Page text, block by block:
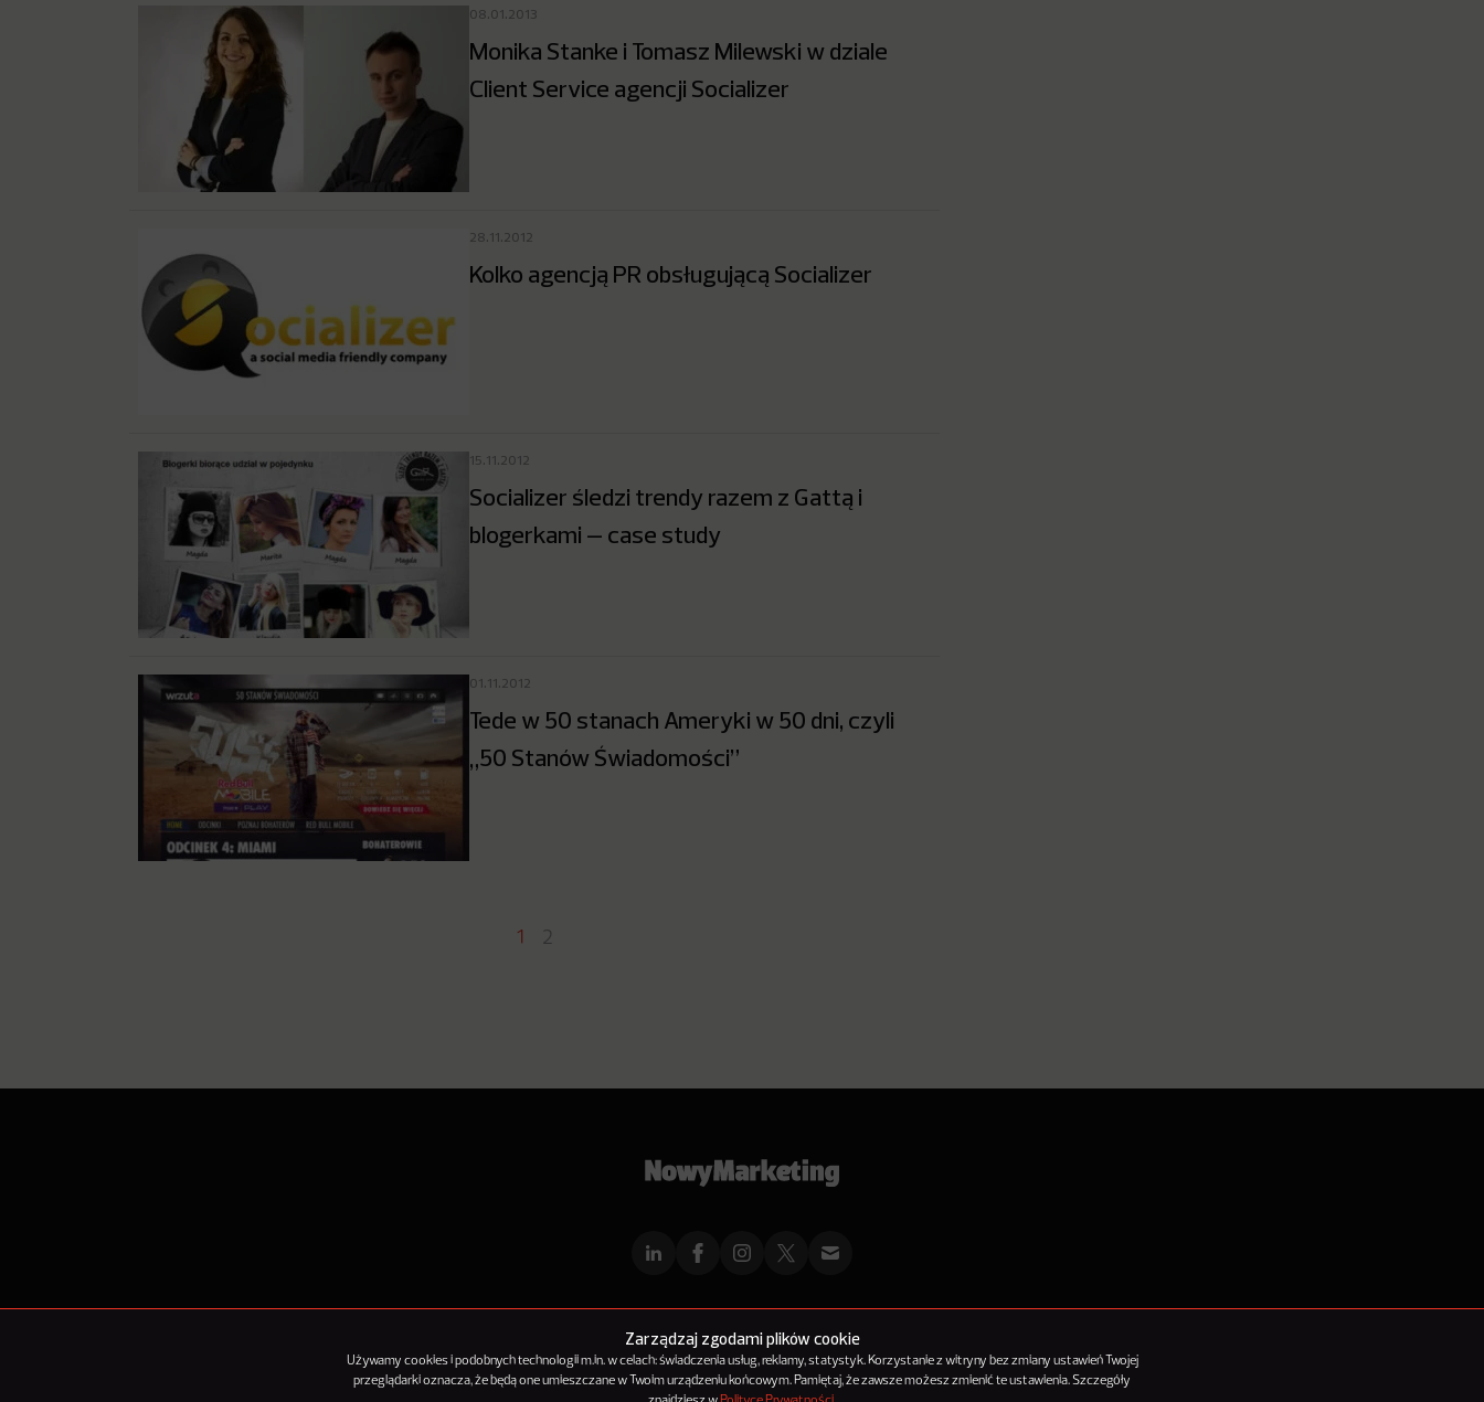
Zarządzaj zgodami plików cookie
Używamy cookies i podobnych technologii m.in. w celach: świadczenia usług, reklamy, statystyk. Korzystanie z witryny bez zmiany ustawień Twojej
przeglądarki oznacza, że będą one umieszczane w Twoim urządzeniu końcowym. Pamiętaj, że zawsze możesz zmienić te ustawienia. Szczegóły
08.01.2013
Monika Stanke i Tomasz Milewski w dziale
Client Service agencji Socializer
28.11.2012
Kolko agencją PR obsługującą Socializer
15.11.2012
Socializer śledzi trendy razem z Gattą i
blogerkami – case study
01.11.2012
Tede w 50 stanach Ameryki w 50 dni, czyli
„50 Stanów Świadomości”
1 2
ReklamaKontaktPolityka PrywatnościKanał RSS